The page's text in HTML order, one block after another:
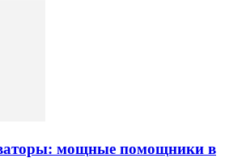
мощные помощники в